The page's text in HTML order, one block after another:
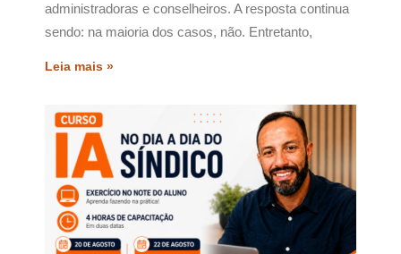
administradoras e conselheiros. A resposta continua
sendo: na maioria dos casos, não. Entretanto,
Leia mais »